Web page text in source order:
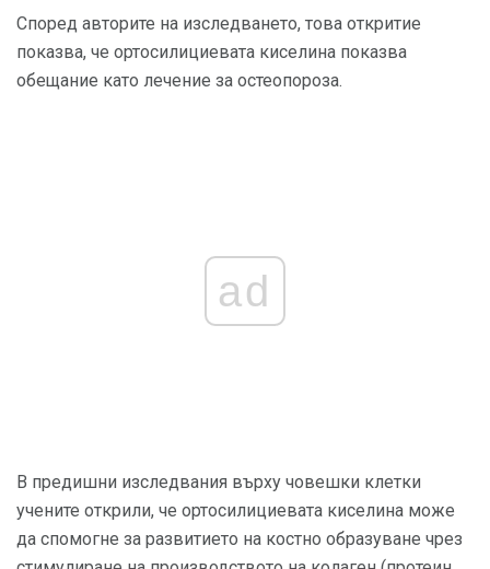
Според авторите на изследването, това откритие
показва, че ортосилициевата киселина показва
обещание като лечение за остеопороза.
ad
В предишни изследвания върху човешки клетки
учените открили, че ортосилициевата киселина може
да спомогне за развитието на костно образуване чрез